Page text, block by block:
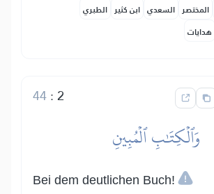
المختصر السعدي ابن كثير الطبري
هدايات
2
:
44
وَٱلۡكِتَٰبِ ٱلۡمُبِينِ
Bei dem deutlichen Buch!